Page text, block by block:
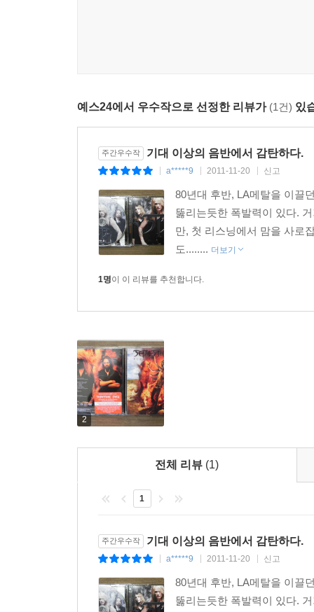
예스24에서 우수작으로 선정한 리뷰가 (1건) 있
주간우수작 기대 이상의 음반에서 감탄하다.
a*****9 2011-11-20 신고
80년대 후반, LA메탈을 이끌
뚫리는듯한 폭발력이 있다.
만, 첫 리스닝에서 맘을 사로
도........ 더보기
1명이 이 리뷰를 추천합니다.
2
전체 리뷰 (1)
1
주간우수작 기대 이상의 음반에서 감탄하다.
a*****9 2011-11-20 신고
80년대 후반, LA메탈을 이끌
뚫리는듯한 폭발력이 있다.